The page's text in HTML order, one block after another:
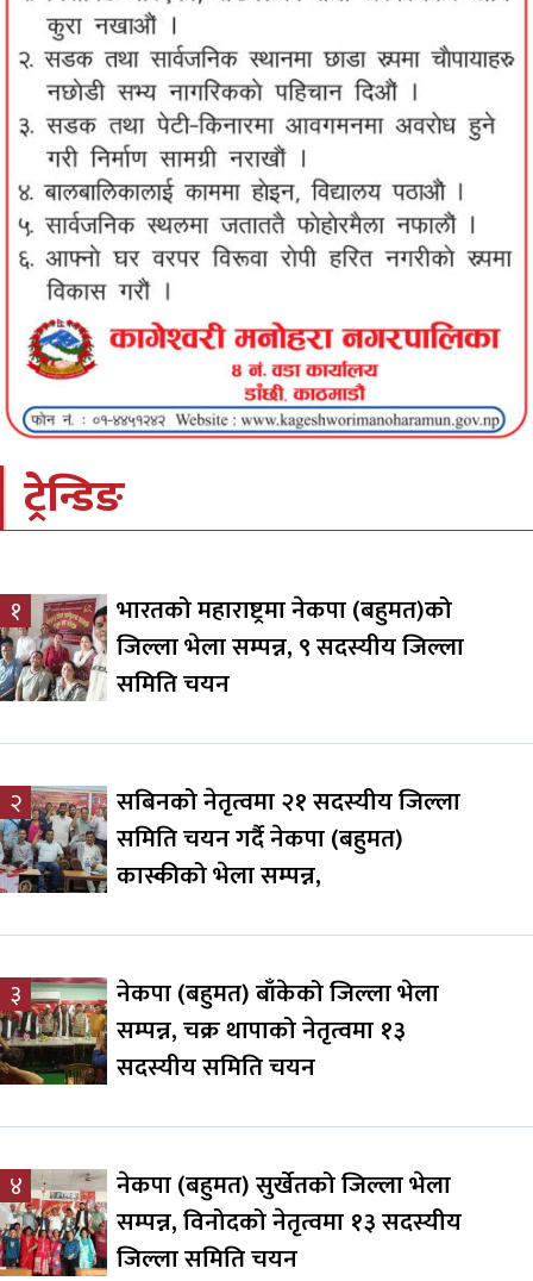
ट्रेन्डिङ
१
भारतको महाराष्ट्रमा नेकपा (बहुमत)को
जिल्ला भेला सम्पन्न, ९ सदस्यीय जिल्ला
समिति चयन
२
सबिनको नेतृत्वमा २१ सदस्यीय जिल्ला
समिति चयन गर्दै नेकपा (बहुमत)
कास्कीको भेला सम्पन्न,
३
नेकपा (बहुमत) बाँकेको जिल्ला भेला
सम्पन्न, चक्र थापाको नेतृत्वमा १३
सदस्यीय समिति चयन
४
नेकपा (बहुमत) सुर्खेतको जिल्ला भेला
सम्पन्न, विनोदको नेतृत्वमा १३ सदस्यीय
जिल्ला समिति चयन